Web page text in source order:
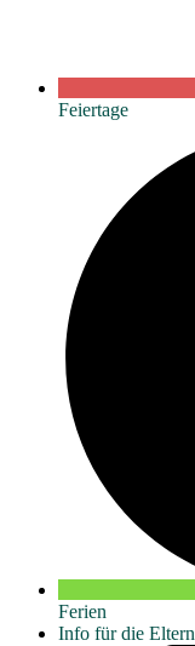
Feiertage
Ferien
Info für die Eltern